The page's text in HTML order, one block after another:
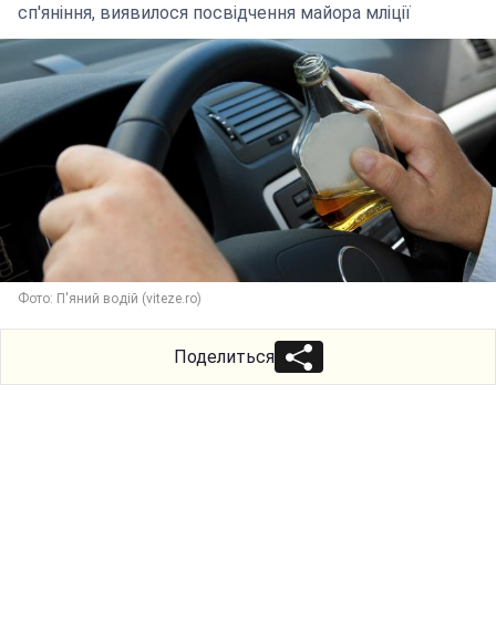
сп'яніння, виявилося посвідчення майора мліції
Фото: П'яний водій (viteze.ro)
Поделиться